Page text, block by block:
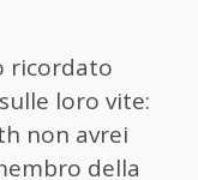
ricordato
loro vite:
non avrei
della